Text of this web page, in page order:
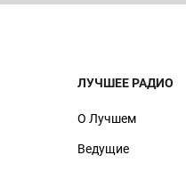
ЛУЧШЕЕ РАДИО
О Лучшем
Ведущие